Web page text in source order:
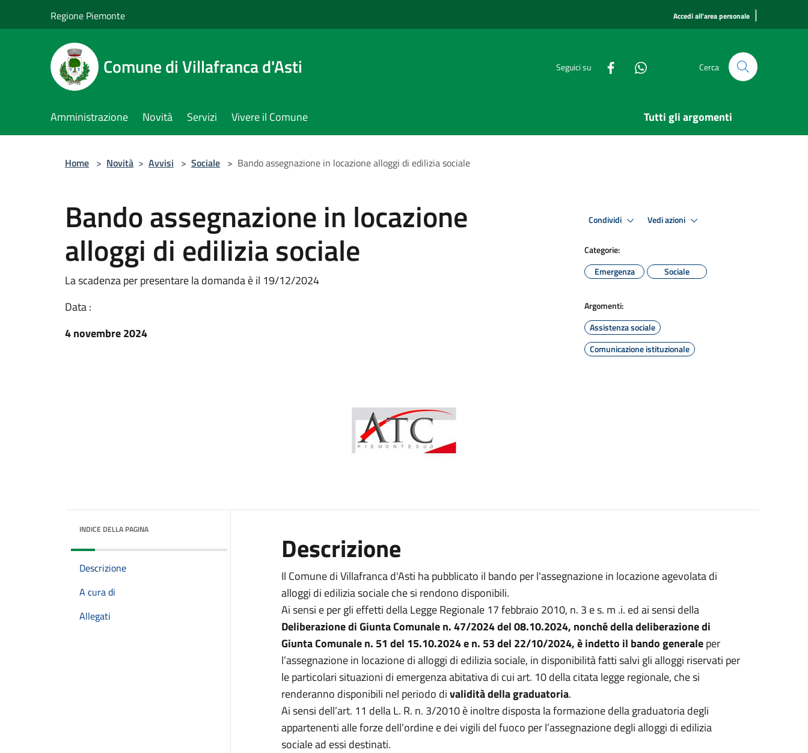
Regione Piemonte Accedi all'area personale |
Comune di Villafranca d'Asti Seguici su Cerca
Amministrazione Novità Servizi Vivere il Comune Tutti gli argomenti
Home > Novità > Avvisi > Sociale > Bando assegnazione in locazione alloggi di edilizia sociale
Bando assegnazione in locazione
alloggi di edilizia sociale
La scadenza per presentare la domanda è il 19/12/2024
Data :
4 novembre 2024
Condividi Vedi azioni
Categorie:
Emergenza
Sociale
Argomenti:
Assistenza sociale
Comunicazione istituzionale
INDICE DELLA PAGINA
Descrizione
A cura di
Allegati
Descrizione
Il Comune di Villafranca d'Asti ha pubblicato il bando per l'assegnazione in locazione agevolata di
alloggi di edilizia sociale che si rendono disponibili.
Ai sensi e per gli effetti della Legge Regionale 17 febbraio 2010, n. 3 e s. m .i. ed ai sensi della
Deliberazione diGiunta Comunale n. 47/2024 del 08.10.2024, nonché della deliberazione di
Giunta Comunale n. 51 del 15.10.2024 e n. 53 del 22/10/2024, è indetto il bando generaleper
l’assegnazione in locazione di alloggi di edilizia sociale, in disponibilità fatti salvi gli alloggi riservati per
le particolari situazioni di emergenza abitativa di cui art. 10 della citata legge regionale, che si
renderanno disponibili nel periodo divalidità dellagraduatoria.
Ai sensi dell’art. 11 della L. R. n. 3/2010 è inoltre disposta la formazione della graduatoria degli
appartenenti alle forze dell’ordine e dei vigili del fuoco per l’assegnazione degli alloggi di edilizia
sociale ad essi destinati.